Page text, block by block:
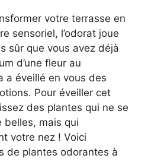
votre terrasse en
sensoriel, l’odorat joue
sûr que vous avez déjà
d’une fleur au
a éveillé en vous des
Pour éveiller cet
des plantes qui ne se
belles, mais qui
votre nez ! Voici
de plantes odorantes à